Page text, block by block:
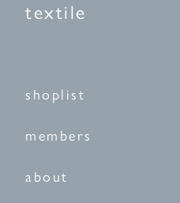
textile
shoplist
members
about